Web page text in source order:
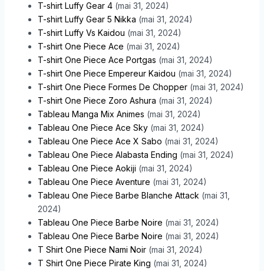
T-shirt Luffy Gear 4 (mai 31, 2024)
T-shirt Luffy Gear 5 Nikka (mai 31, 2024)
T-shirt Luffy Vs Kaidou (mai 31, 2024)
T-shirt One Piece Ace (mai 31, 2024)
T-shirt One Piece Ace Portgas (mai 31, 2024)
T-shirt One Piece Empereur Kaidou (mai 31, 2024)
T-shirt One Piece Formes De Chopper (mai 31, 2024)
T-shirt One Piece Zoro Ashura (mai 31, 2024)
Tableau Manga Mix Animes (mai 31, 2024)
Tableau One Piece Ace Sky (mai 31, 2024)
Tableau One Piece Ace X Sabo (mai 31, 2024)
Tableau One Piece Alabasta Ending (mai 31, 2024)
Tableau One Piece Aokiji (mai 31, 2024)
Tableau One Piece Aventure (mai 31, 2024)
Tableau One Piece Barbe Blanche Attack (mai 31,
2024)
Tableau One Piece Barbe Noire (mai 31, 2024)
Tableau One Piece Barbe Noire (mai 31, 2024)
T Shirt One Piece Nami Noir (mai 31, 2024)
T Shirt One Piece Pirate King (mai 31, 2024)